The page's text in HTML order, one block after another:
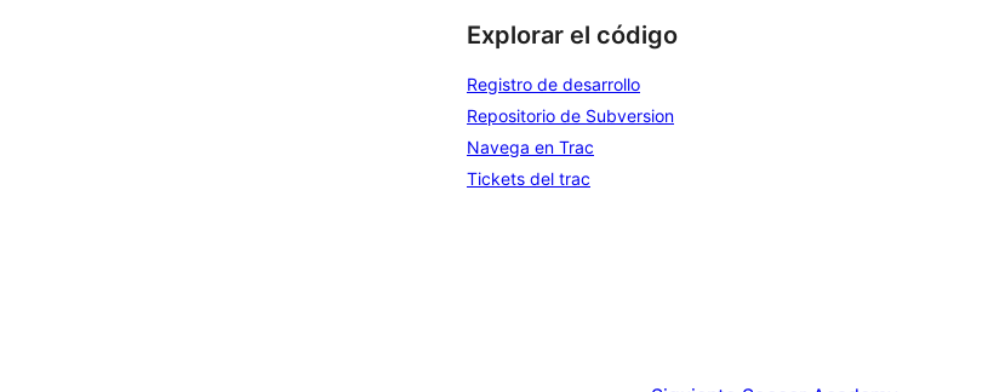
Explorar el código
Registro de desarrollo
Repositorio de Subversion
Navega en Trac
Tickets del trac